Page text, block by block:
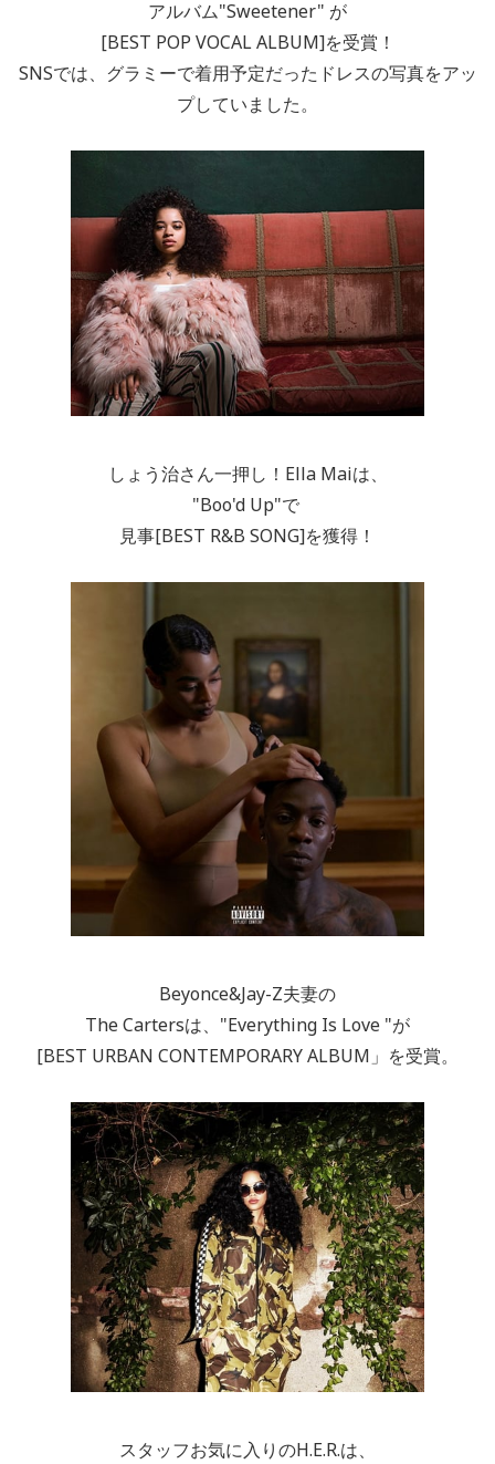
アルバム"Sweetener" が
[BEST POP VOCAL ALBUM]を受賞！
SNSでは、グラミーで着用予定だったドレスの写真をアッ
プしていました。
しょう治さん一押し！Ella Maiは、
"Boo'd Up"で
見事[BEST R&B SONG]を獲得！
Beyonce&Jay-Z夫妻の
The Cartersは、"Everything Is Love "が
[BEST URBAN CONTEMPORARY ALBUM」を受賞。
スタッフお気に入りのH.E.R.は、